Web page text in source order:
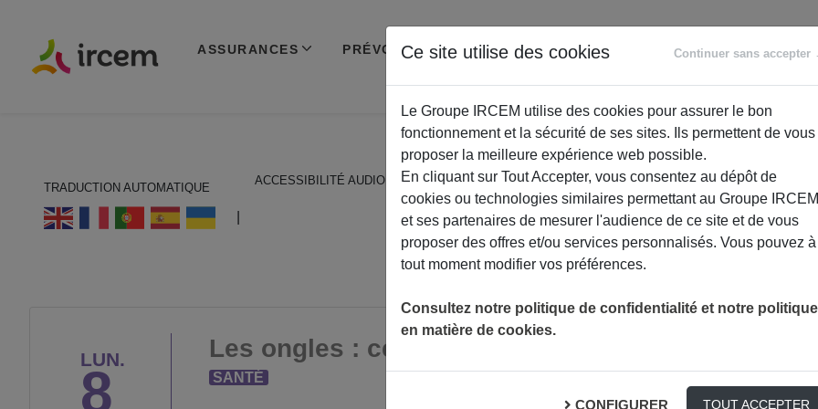
ASSURANCES PRÉVOYANCE RETRAITE
ACCOMPAGNEMENT
TRADUCTION AUTOMATIQUE
ACCESSIBILITÉ AUDIO
LUN.
8
Les ongles : ce qu’ils révèlent sur votre santé
SANTÉ
Ce site utilise des cookies Continuer sans accepter
Le Groupe IRCEM utilise des cookies pour assurer le bon
fonctionnement et la sécurité de ses sites. Ils permettent de vous
proposer la meilleure expérience web possible.
En cliquant sur Tout Accepter, vous consentez au dépôt de
cookies ou technologies similaires permettant au Groupe IRCEM
et ses partenaires de mesurer l'audience de ce site et de vous
proposer des offres et/ou services personnalisés. Vous pouvez à
tout moment modifier vos préférences.
Consultez notre politique de confidentialité et notre politique
en matière de cookies.
CONFIGURER TOUT ACCEPTER